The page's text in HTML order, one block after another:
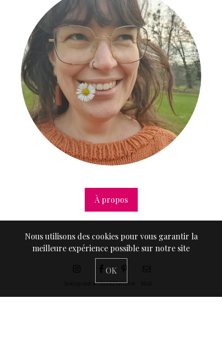
À propos
FacebookPinterest
Nous utilisons des cookies pour vous garantir la
meilleure expérience possible sur notre site
OK